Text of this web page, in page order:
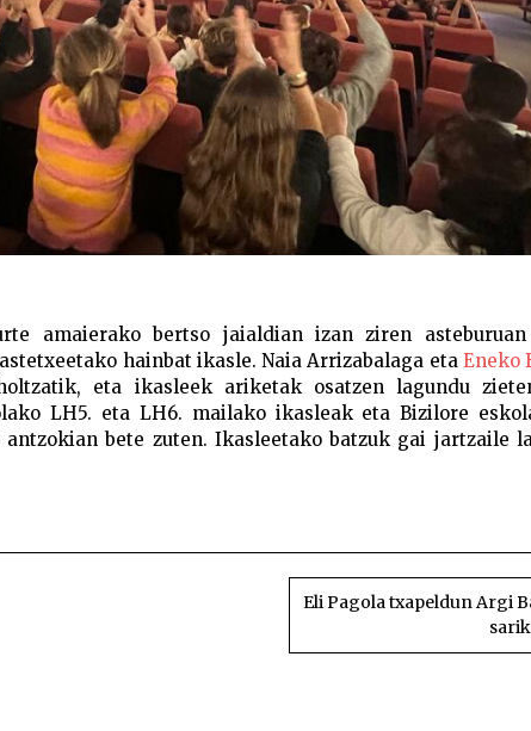
amaierako bertso jaialdian izan ziren
hainbat ikasle. Naia Arrizabalaga eta Eneko
eta ikasleek ariketak osatzen lagundu
LH5. eta LH6. mailako ikasleak eta Bizilore
bete zuten. Ikasleetako batzuk gai jartzaile
Eli Pagola txapeldun Argi